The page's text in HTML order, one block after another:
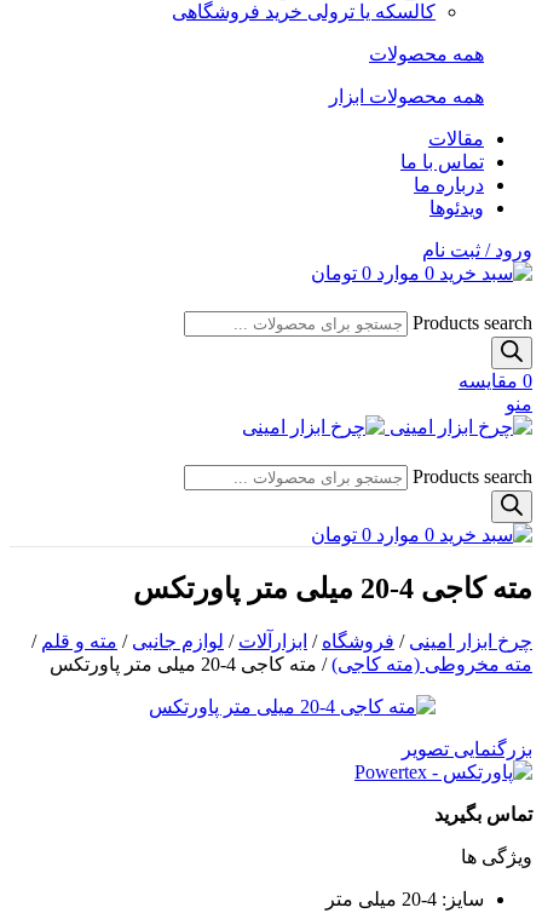
کالسکه یا ترولی خرید فروشگاهی
همه محصولات
همه محصولات ابزار
مقالات
تماس با ما
درباره ما
ویدئوها
ورود / ثبت نام
0 موارد 0 تومان
Products search
0 مقایسه
منو
Products search
0 موارد 0 تومان
مته کاجی 4-20 میلی متر پاورتکس
چرخ ابزار امینی / فروشگاه / ابزارآلات / لوازم جانبی / مته و قلم /
مته مخروطی (مته کاجی)/ مته کاجی 4-20 میلی متر پاورتکس
بزرگنمایی تصویر
تماس بگیرید
ویژگی ها
سایز: 4-20 میلی متر